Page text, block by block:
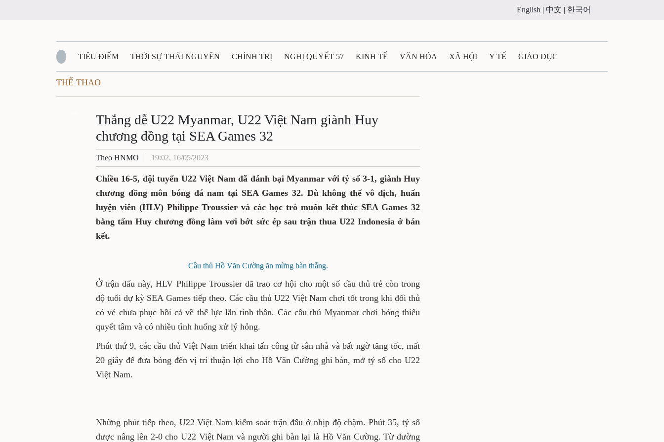
English | 中文 | 한국어
TIÊU ĐIỂM THỜI SỰ THÁI NGUYÊN CHÍNH TRỊ NGHỊ QUYẾT 57 KINH TẾ VĂN HÓA XÃ HỘI Y TẾ GIÁO DỤC
QUỐC PHÒNG - AN NINH
QUÊ HƯƠNG - ĐẤT NƯỚC QUỐC TẾ TÀI NGUYÊN - MÔI TRƯỜNG THỂ THAO
VĂN BẢN, CHÍNH SÁCH MỚI
THỂ THAO
Thắng dễ U22 Myanmar, U22 Việt Nam giành Huy
chương đồng tại SEA Games 32
Theo HNMO 19:02, 16/05/2023
Chiều 16-5, đội tuyển U22 Việt Nam đã đánh bại Myanmar với tỷ số 3-1, giành Huy
chương đồng môn bóng đá nam tại SEA Games 32. Dù không thể vô địch, huấn
luyện viên (HLV) Philippe Troussier và các học trò muốn kết thúc SEA Games 32
bằng tấm Huy chương đồng làm vơi bớt sức ép sau trận thua U22 Indonesia ở bán
kết.
Cầu thủ Hồ Văn Cường ăn mừng bàn thắng.
Ở trận đấu này, HLV Philippe Troussier đã trao cơ hội cho một số cầu thủ trẻ còn trong
độ tuổi dự kỳ SEA Games tiếp theo. Các cầu thủ U22 Việt Nam chơi tốt trong khi đối thủ
có vẻ chưa phục hồi cả về thể lực lẫn tinh thần. Các cầu thủ Myanmar chơi bóng thiếu
quyết tâm và có nhiều tình huống xử lý hỏng.
Phút thứ 9, các cầu thủ Việt Nam triển khai tấn công từ sân nhà và bất ngờ tăng tốc, mất
20 giây để đưa bóng đến vị trí thuận lợi cho Hồ Văn Cường ghi bàn, mở tỷ số cho U22
Việt Nam.
Những phút tiếp theo, U22 Việt Nam kiểm soát trận đấu ở nhịp độ chậm. Phút 35, tỷ số
được nâng lên 2-0 cho U22 Việt Nam và người ghi bàn lại là Hồ Văn Cường. Từ đường